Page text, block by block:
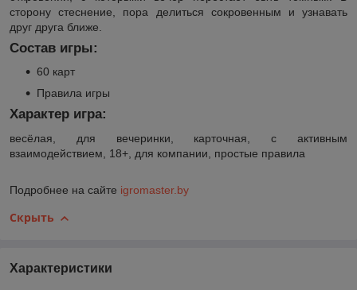
сторону стеснение, пора делиться сокровенным и узнавать
друг друга ближе.
Состав игры:
60 карт
Правила игры
Характер игра:
весёлая, для вечеринки, карточная, с активным
взаимодействием, 18+, для компании, простые правила
Подробнее на сайте igromaster.by
Скрыть
Характеристики